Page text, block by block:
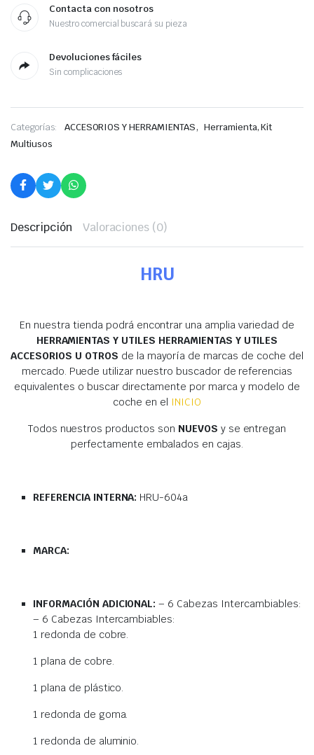
Contacta con nosotros
Nuestro comercial buscará su pieza
Devoluciones fáciles
Sin complicaciones
Categorías: ACCESORIOS Y HERRAMIENTAS, Herramienta, Kit
Multiusos
Descripción Valoraciones (0)
HRU
En nuestra tienda podrá encontrar una amplia variedad de
HERRAMIENTAS Y UTILES HERRAMIENTAS Y UTILES
ACCESORIOS U OTROS de la mayoría de marcas de coche del
mercado. Puede utilizar nuestro buscador de referencias
equivalentes o buscar directamente por marca y modelo de
coche en el INICIO
Todos nuestros productos son NUEVOS y se entregan
perfectamente embalados en cajas.
REFERENCIA INTERNA: HRU-604a
MARCA:
INFORMACIÓN ADICIONAL:– 6 Cabezas Intercambiables:
– 6 Cabezas Intercambiables:
1 redonda de cobre.
1 plana de cobre.
1 plana de plástico.
1 redonda de goma.
1 redonda de aluminio.